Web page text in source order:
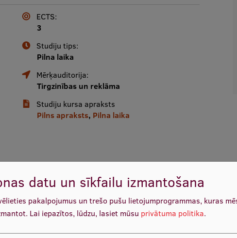
ECTS:
3
Studiju tips:
Pilna laika
Mērķauditorija:
Tirgzinības un reklāma
Studiju kursa apraksts
Pilns apraksts, Pilna laika
par iespējamiem efektiem, ko uzņēmējdarbībā
specifiku, sabiedrības un biznesa kultūras
iedarbības līdzekļiem un motīviem, kuru
datu un sīkfailu izmantošana
pakalpojumus un trešo pušu lietojumprogrammas, kuras
Lai iepazītos, lūdzu, lasiet mūsu privātuma politika.